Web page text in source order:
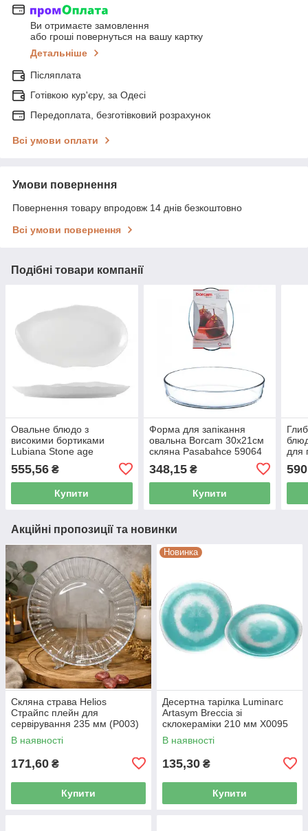
Ви отримаєте замовлення
або гроші повернуться на вашу картку
Детальніше
Післяплата
Готівкою кур'єру, за Одесі
Передоплата, безготівковий розрахунок
Всі умови оплати
Умови повернення
Повернення товару впродовж 14 днів безкоштовно
Всі умови повернення
Подібні товари компанії
Овальне блюдо з
високими бортиками
Lubiana Stone age
555,56 ₴
Купити
Форма для запікання
овальна Borcam 30х21см
скляна Pasabahce 59064
348,15₴
Купити
для
590
Акційні пропозиції та новинки
Скляна страва Helios
Страйпс плейн для
сервірування 235 мм (P003)
В наявності
171,60 ₴
Купити
Новинка
Десертна тарілка Luminarc
Artasym Breccia зі
склокераміки 210 мм X0095
В наявності
135,30 ₴
Купити